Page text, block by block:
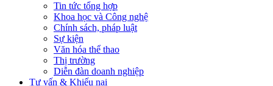
Tin tức tổng hợp
Khoa học và Công nghệ
Chính sách, pháp luật
Sự kiện
Văn hóa thể thao
Thị trường
Diễn đàn doanh nghiệp
Tư vấn & Khiếu nại